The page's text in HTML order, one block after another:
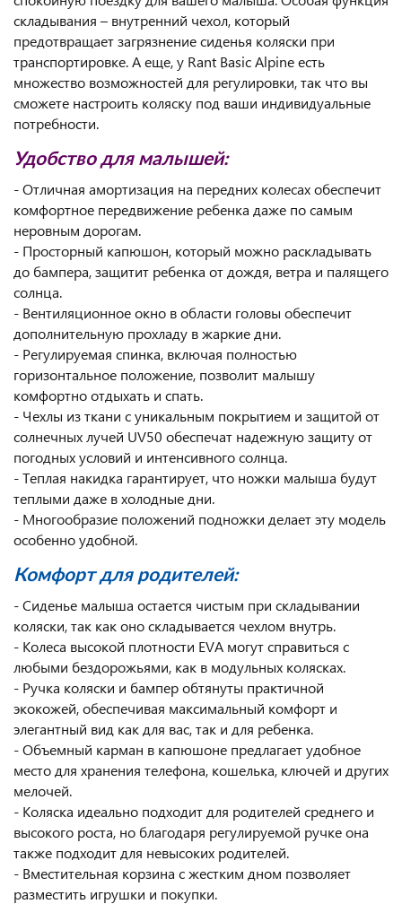
складывания – внутренний чехол, который
предотвращает загрязнение сиденья коляски при
транспортировке. А еще, у Rant Basic Alpine есть
множество возможностей для регулировки, так что вы
сможете настроить коляску под ваши индивидуальные
потребности.
Удобство для малышей:
- Отличная амортизация на передних колесах обеспечит
комфортное передвижение ребенка даже по самым
неровным дорогам.
- Просторный капюшон, который можно раскладывать
до бампера, защитит ребенка от дождя, ветра и палящего
солнца.
- Вентиляционное окно в области головы обеспечит
дополнительную прохладу в жаркие дни.
- Регулируемая спинка, включая полностью
горизонтальное положение, позволит малышу
комфортно отдыхать и спать.
- Чехлы из ткани с уникальным покрытием и защитой от
солнечных лучей UV50 обеспечат надежную защиту от
погодных условий и интенсивного солнца.
- Теплая накидка гарантирует, что ножки малыша будут
теплыми даже в холодные дни.
- Многообразие положений подножки делает эту модель
особенно удобной.
Комфорт для родителей:
- Сиденье малыша остается чистым при складывании
коляски, так как оно складывается чехлом внутрь.
- Колеса высокой плотности EVA могут справиться с
любыми бездорожьями, как в модульных колясках.
- Ручка коляски и бампер обтянуты практичной
экокожей, обеспечивая максимальный комфорт и
элегантный вид как для вас, так и для ребенка.
- Объемный карман в капюшоне предлагает удобное
место для хранения телефона, кошелька, ключей и других
мелочей.
- Коляска идеально подходит для родителей среднего и
высокого роста, но благодаря регулируемой ручке она
также подходит для невысоких родителей.
- Вместительная корзина с жестким дном позволяет
разместить игрушки и покупки.